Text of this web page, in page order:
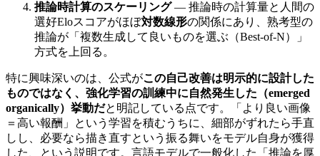
推論時計算のスケーリング— 推論時の計算量と人間の
選好Eloスコアがほぼ対数線形の関係にあり、熟考型の
推論が「複数生成して良いものを選ぶ（Best-of-N）」
方式を上回る。
特に興味深いのは、公式がこの自己改善は明示的に設計した
ものではなく、強化学習の訓練中に自然発生した（emerged
organically）挙動だと明記している点です。「より良い画像
＝高い報酬」という学習を積むうちに、細部がずれたら手直
しし、必要なら描き直すという振る舞いをモデル自身が獲得
した、という説明です。言語モデルで一般化した「推論を厚